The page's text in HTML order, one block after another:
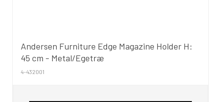
Andersen Furniture Edge Magazine Holder H:
45 cm - Metal/Egetræ
4-432001